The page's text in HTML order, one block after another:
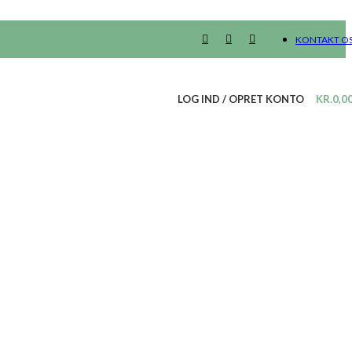
KONTAKT
LOG IND / OPRET KONTO KR.